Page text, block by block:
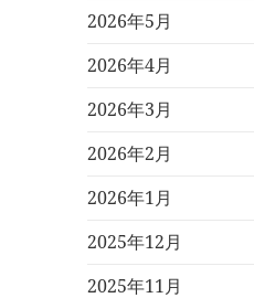
2026年5月
2026年4月
2026年3月
2026年2月
2026年1月
2025年12月
2025年11月